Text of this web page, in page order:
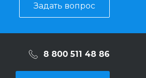
Задать вопрос
8 800 511 48 86